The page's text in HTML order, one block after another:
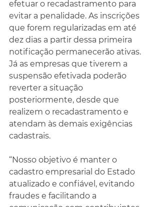
efetuar o recadastramento para
evitar a penalidade. As inscrições
que forem regularizadas em até
dez dias a partir dessa primeira
notificação permanecerão ativas.
Já as empresas que tiverem a
suspensão efetivada poderão
reverter a situação
posteriormente, desde que
realizem o recadastramento e
atendam às demais exigências
cadastrais.
“Nosso objetivo é manter o
cadastro empresarial do Estado
atualizado e confiável, evitando
fraudes e facilitando a